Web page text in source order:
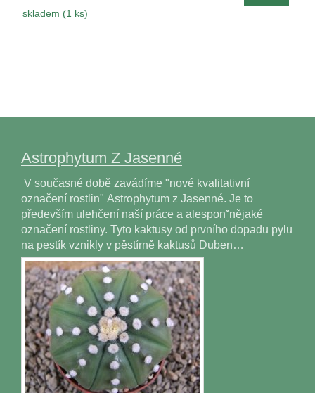
skladem (1 ks)
Astrophytum Z Jasenné
V současné době zavádíme "nové kvalitativní
označení rostlin" Astrophytum z Jasenné. Je to
především ulehčení naší práce a alesponˇnějaké
označení rostliny. Tyto kaktusy od prvního dopadu pylu
na pestík vznikly v pěstírně kaktusů Duben…